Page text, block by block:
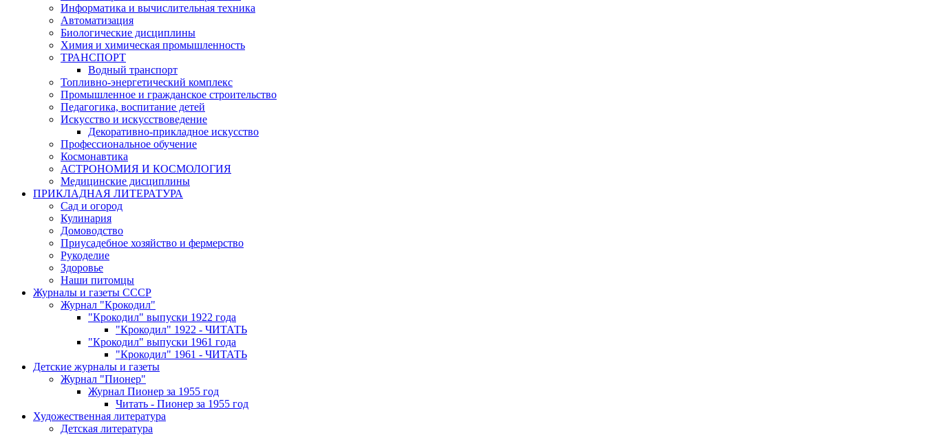
Информатика и вычислительная техника
Автоматизация
Биологические дисциплины
Химия и химическая промышленность
ТРАНСПОРТ
Водный транспорт
Топливно-энергетический комплекс
Промышленное и гражданское строительство
Педагогика, воспитание детей
Искусство и искусствоведение
Декоративно-прикладное искусство
Профессиональное обучение
Космонавтика
АСТРОНОМИЯ И КОСМОЛОГИЯ
Медицинские дисциплины
ПРИКЛАДНАЯ ЛИТЕРАТУРА
Сад и огород
Кулинария
Домоводство
Приусадебное хозяйство и фермерство
Рукоделие
Здоровье
Наши питомцы
Журналы и газеты СССР
Журнал "Крокодил"
"Крокодил" выпуски 1922 года
"Крокодил" 1922 - ЧИТАТЬ
"Крокодил" выпуски 1961 года
"Крокодил" 1961 - ЧИТАТЬ
Детские журналы и газеты
Журнал "Пионер"
Журнал Пионер за 1955 год
Читать - Пионер за 1955 год
Художественная литература
Детская литература